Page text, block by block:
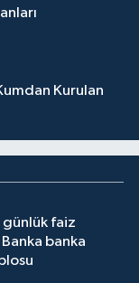
Kurulan
günlük faiz
banka